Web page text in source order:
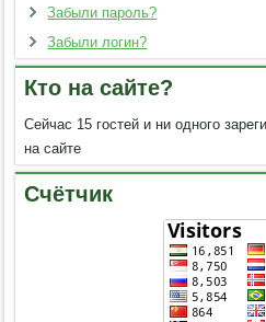
Забыли пароль?
Забыли логин?
Кто на сайте?
Сейчас 15 гостей и ни одного
на сайте
Счётчик